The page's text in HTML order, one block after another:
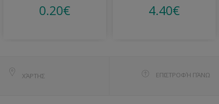
0.20€ 4.40€
ΧΆΡΤΗΣ ΕΠΙΣΤΡΟΦΉ ΠΆΝΩ